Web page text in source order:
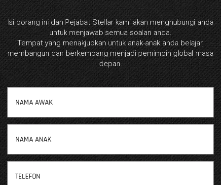
Isi borang ini dan Pejabat Stellar kami akan menghubungi anda
untuk menjawab semua soalan anda.
Tempat yang menakjubkan untuk anak-anak anda belajar,
membangun dan berkembang menjadi pemimpin global masa
depan.